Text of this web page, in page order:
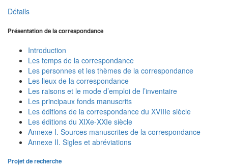
Détails
Présentation de la correspondance
Introduction
Les temps de la correspondance
Les personnes et les thèmes de la correspondance
Les lieux de la correspondance
Les raisons et le mode d’emploi de l’inventaire
Les principaux fonds manuscrits
Les éditions de la correspondance du XVIIIe siècle
Les éditions du XIXe-XXIe siècle
Annexe I. Sources manuscrites de la correspondance
Annexe II. Sigles et abréviations
Projet de recherche